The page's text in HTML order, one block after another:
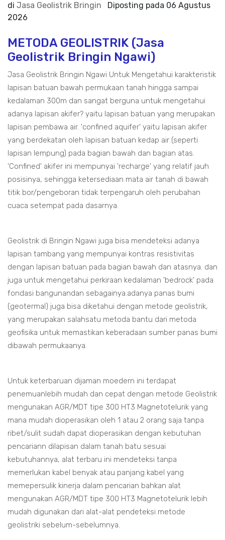
di Jasa Geolistrik Bringin Diposting pada 06 Agustus
2026
METODA GEOLISTRIK (Jasa
Geolistrik Bringin Ngawi)
Jasa Geolistrik Bringin Ngawi Untuk Mengetahui karakteristik
lapisan batuan bawah permukaan tanah hingga sampai
kedalaman 300m dan sangat berguna untuk mengetahui
adanya lapisan akifer? yaitu lapisan batuan yang merupakan
lapisan pembawa air. 'confined aquifer' yaitu lapisan akifer
yang berdekatan oleh lapisan batuan kedap air (seperti
lapisan lempung) pada bagian bawah dan bagian atas.
'Confined' akifer ini mempunyai 'recharge' yang relatif jauh
posisinya, sehingga ketersediaan mata air tanah di bawah
titik bor/pengeboran tidak terpengaruh oleh perubahan
cuaca setempat pada dasarnya.
Geolistrik di Bringin Ngawi juga bisa mendeteksi adanya
lapisan tambang yang mempunyai kontras resistivitas
dengan lapisan batuan pada bagian bawah dan atasnya. dan
juga untuk mengetahui perkiraan kedalaman 'bedrock' pada
fondasi bangunandan sebagainya.adanya panas bumi
(geotermal) juga bisa diketahui dengan metode geolistrik,
yang merupakan salahsatu metoda bantu dari metoda
geofisika untuk memastikan keberadaan sumber panas bumi
dibawah permukaanya.
Untuk keterbaruan dijaman moedern ini terdapat
penemuanlebih mudah dan cepat dengan metode Geolistrik
mengunakan AGR/MDT tipe 300 HT3 Magnetotelurik yang
mana mudah dioperasikan oleh 1 atau 2 orang saja tanpa
ribet/sulit sudah dapat dioperasikan dengan kebutuhan
pencariann dilapisan dalam tanah batu sesuai
kebutuhannya, alat terbaru ini mendeteksi tanpa
memerlukan kabel benyak atau panjang kabel yang
memepersulik kinerja dalam pencarian bahkan alat
mengunakan AGR/MDT tipe 300 HT3 Magnetotelurik lebih
mudah digunakan dari alat-alat pendeteksi metode
geolistriki sebelum-sebelumnya.